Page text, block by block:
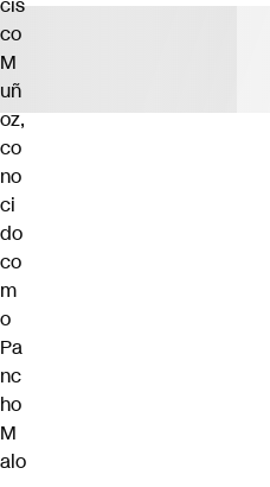
co
M
uñ
oz,
co
no
ci
do
co
m
o
Pa
nc
ho
M
alo